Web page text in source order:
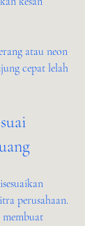
atau neon
cepat lelah
perusahaan.